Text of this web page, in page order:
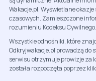
Wakacje.pl. Wyświetlane
czasowych. Zamieszczone
rozumieniu Kodeksu Cywilnego.
Wszystkie odnośniki, które
Odkryjwakacje.pl prowadzą do
serwisu otrzymuje prowizje za
została rozpoczęta poprzez